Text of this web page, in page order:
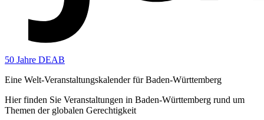
50 Jahre DEAB
Eine Welt-Veranstaltungskalender für Baden-Württemberg
Hier finden Sie Veranstaltungen in Baden-Württemberg rund um
Themen der globalen Gerechtigkeit